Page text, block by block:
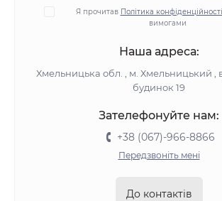
Я прочитав Політика конфіденційності
вимогами
Наша адреса:
Хмельницька обл. , м. Хмельницький ,
будинок 19
Зателефонуйте нам:
+38 (067)-966-8866
Передзвоніть мені
До контактів